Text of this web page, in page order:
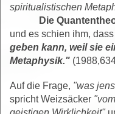
spiritualistischen
Die
und es schien ihm, dass
geben kann, weil sie
Metaphysik."
Auf die Frage, "was
spricht Weizsäcker